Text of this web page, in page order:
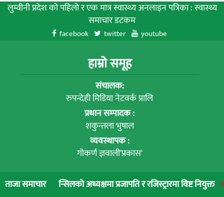
ताजा समाचार
अध्यक्षमा प्रजापति र रजिस्ट्रारमा विष्ट नियुक्त लुम्बिनी
लुम्वीनी प्रदेश को पहिलाे र एक मात्र स्वास्थ्य अनलाइन पत्रिका : स्वास्थ्य
समाचार डटकम
facebook twitter youtube
हाम्रो समूह
संचालक:
रुपन्देही मिडिया नेटवर्क प्रालि
प्रधान सम्पादक :
शकुन्तला भुषाल
व्यवस्थापक :
गोकर्ण ज्ञवाली'प्रकास'
हाम्रो बारे